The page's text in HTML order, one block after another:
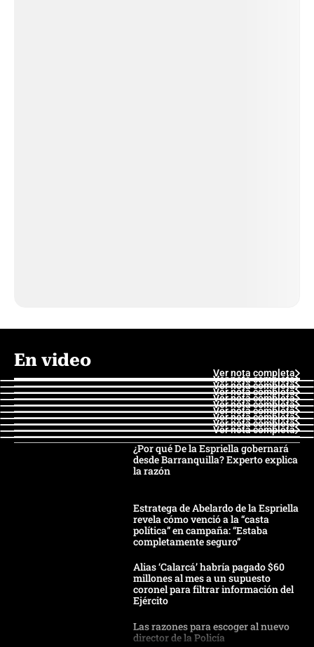
En video
Ver nota completa
Ver nota completa
Ver nota completa
Ver nota completa
Ver nota completa
Ver nota completa
Ver nota completa
Ver nota completa
Ver nota completa
Ver nota completa
¿Por qué De la Espriella gobernará
desde Barranquilla? Experto explica
la razón
Estratega de Abelardo de la Espriella
revela cómo venció a la “casta
política” en campaña: “Estaba
completamente seguro”
Alias ‘Calarcá’ habría pagado $60
millones al mes a un supuesto
coronel para filtrar información del
Ejército
Las razones para escoger al nuevo
director de la Policía